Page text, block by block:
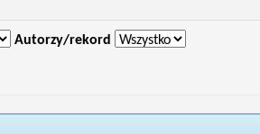
Autorzy/rekord